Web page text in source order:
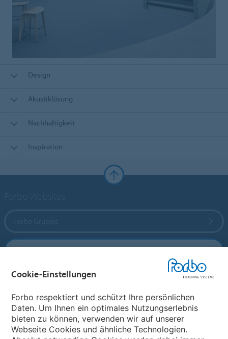
Design
Akustiklösung
Nachhaltigkeit
Inspiration
Forbo Flooring Systems
Forbo Movement Systems
Land auswählen
Cookie-Einstellungen
Forbo respektiert und schützt Ihre persönlichen
Daten. Um Ihnen ein optimales Nutzungserlebnis
bieten zu können, verwenden wir auf unserer
Webseite Cookies und ähnliche Technologien.